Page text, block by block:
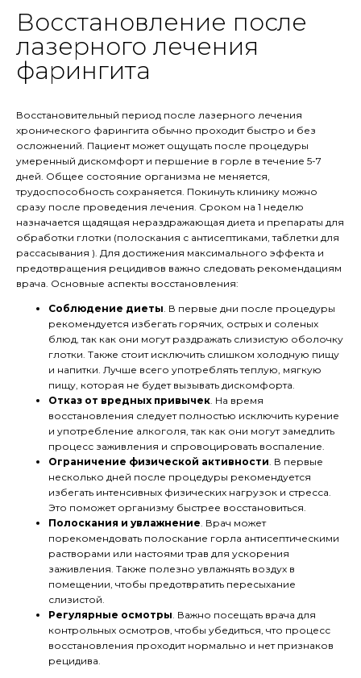
Восстановление после
лазерного лечения
фарингита
Восстановительный период после лазерного лечения
хронического фарингита обычно проходит быстро и без
осложнений. Пациент может ощущать после процедуры
умеренный дискомфорт и першение в горле в течение 5-7
дней. Общее состояние организма не меняется,
трудоспособность сохраняется. Покинуть клинику можно
сразу после проведения лечения. Сроком на 1 неделю
назначается щадящая нераздражающая диета и препараты для
обработки глотки (полоскания с антисептиками, таблетки для
рассасывания ). Для достижения максимального эффекта и
предотвращения рецидивов важно следовать рекомендациям
врача. Основные аспекты восстановления:
Соблюдение диеты. В первые дни после процедуры
рекомендуется избегать горячих, острых и соленых
блюд, так как они могут раздражать слизистую оболочку
глотки. Также стоит исключить слишком холодную пищу
и напитки. Лучше всего употреблять теплую, мягкую
пищу, которая не будет вызывать дискомфорта.
Отказ от вредных привычек. На время
восстановления следует полностью исключить курение
и употребление алкоголя, так как они могут замедлить
процесс заживления и спровоцировать воспаление.
Ограничение физической активности. В первые
несколько дней после процедуры рекомендуется
избегать интенсивных физических нагрузок и стресса.
Это поможет организму быстрее восстановиться.
Полоскания и увлажнение. Врач может
порекомендовать полоскание горла антисептическими
растворами или настоями трав для ускорения
заживления. Также полезно увлажнять воздух в
помещении, чтобы предотвратить пересыхание
слизистой.
Регулярные осмотры. Важно посещать врача для
контрольных осмотров, чтобы убедиться, что процесс
восстановления проходит нормально и нет признаков
рецидива.